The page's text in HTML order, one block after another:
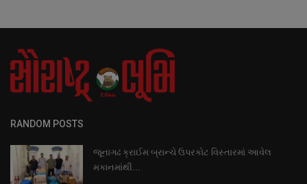
RANDOM POSTS
જૂનાગઢ ક્રાઈમ બ્રાન્ચે ઉપરકોટ વિસ્તારમાં આવેલ
મકાનમાંથી...